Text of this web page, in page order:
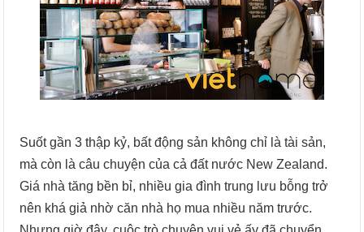
Suốt gần 3 thập kỷ, bất động sản không chỉ là tài sản,
mà còn là câu chuyện của cả đất nước New Zealand.
Giá nhà tăng bền bỉ, nhiều gia đình trung lưu bỗng trở
nên khá giả nhờ căn nhà họ mua nhiều năm trước.